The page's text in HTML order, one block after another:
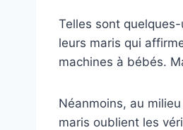
Telles sont
leurs maris qui
machines à bébés.
Néanmoins, au
maris oublient les